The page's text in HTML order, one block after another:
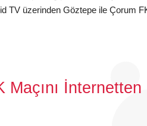
TV üzerinden Göztepe ile Çorum
İnternetten